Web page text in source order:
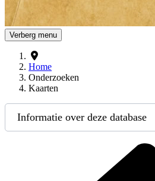
Verberg menu
Home
Onderzoeken
Kaarten
Informatie over deze database